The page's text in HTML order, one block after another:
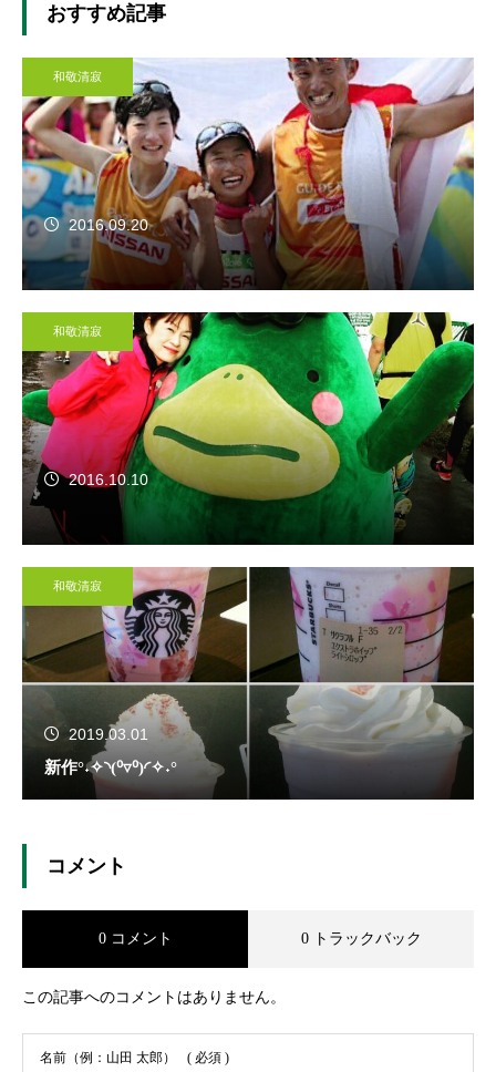
おすすめ記事
和敬清寂
2016.09.20
和敬清寂
2016.10.10
和敬清寂
2019.03.01
新作°˖✧◝(⁰▿⁰)◜✧˖°
コメント
0 コメント 0 トラックバック
この記事へのコメントはありません。
名前（例：山田 太郎） ( 必須 )